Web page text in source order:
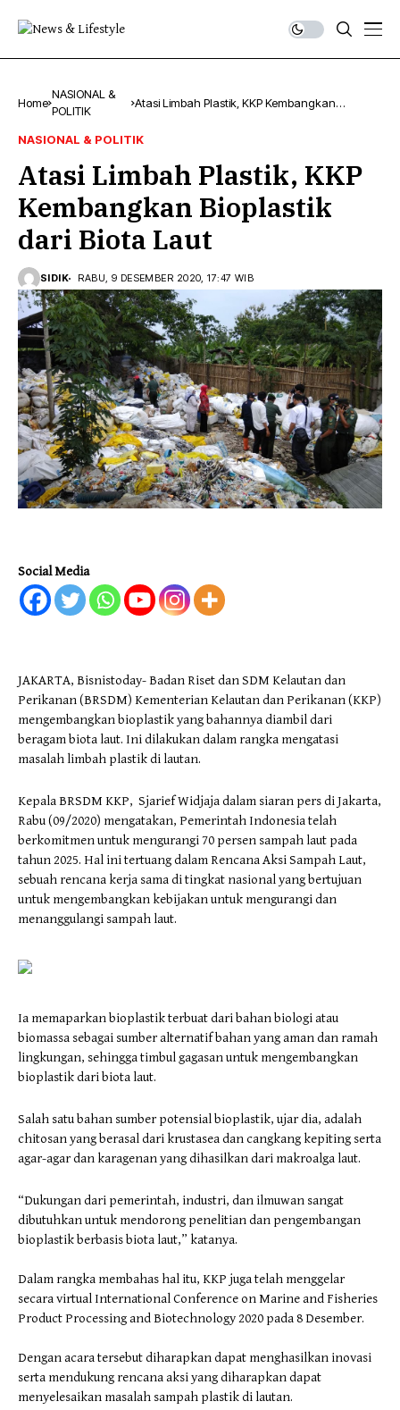
Home
NASIONAL &
POLITIK
Atasi Limbah Plastik, KKP Kembangkan
NASIONAL & POLITIK
Atasi Limbah Plastik, KKP
Kembangkan Bioplastik
dari Biota Laut
SIDIK RABU, 9 DESEMBER 2020, 17:47 WIB
Social Media
JAKARTA, Bisnistoday- Badan Riset dan SDM Kelautan dan
Perikanan (BRSDM) Kementerian Kelautan dan Perikanan (KKP)
mengembangkan bioplastik yang bahannya diambil dari
beragam biota laut. Ini dilakukan dalam rangka mengatasi
masalah limbah plastik di lautan.
Kepala BRSDM KKP, Sjarief Widjaja dalam siaran pers di Jakarta,
Rabu (09/2020) mengatakan, Pemerintah Indonesia telah
berkomitmen untuk mengurangi 70 persen sampah laut pada
tahun 2025. Hal ini tertuang dalam Rencana Aksi Sampah Laut,
sebuah rencana kerja sama di tingkat nasional yang bertujuan
untuk mengembangkan kebijakan untuk mengurangi dan
menanggulangi sampah laut.
Ia memaparkan bioplastik terbuat dari bahan biologi atau
biomassa sebagai sumber alternatif bahan yang aman dan ramah
lingkungan, sehingga timbul gagasan untuk mengembangkan
bioplastik dari biota laut.
Salah satu bahan sumber potensial bioplastik, ujar dia, adalah
chitosan yang berasal dari krustasea dan cangkang kepiting serta
agar-agar dan karagenan yang dihasilkan dari makroalga laut.
“Dukungan dari pemerintah, industri, dan ilmuwan sangat
dibutuhkan untuk mendorong penelitian dan pengembangan
bioplastik berbasis biota laut,” katanya.
Dalam rangka membahas hal itu, KKP juga telah menggelar
secara virtual International Conference on Marine and Fisheries
Product Processing and Biotechnology 2020 pada 8 Desember.
Dengan acara tersebut diharapkan dapat menghasilkan inovasi
serta mendukung rencana aksi yang diharapkan dapat
menyelesaikan masalah sampah plastik di lautan.